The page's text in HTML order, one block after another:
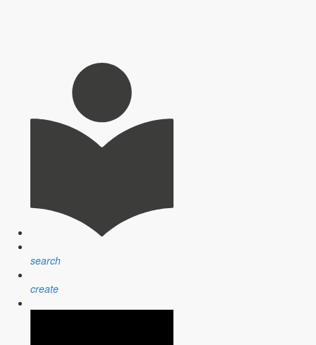
search
create
auf den Schulbeginn vor, denn die Ferien neigen sich dem Ende
dieses Mal die Scheune im Dorfmuseum gegen den Rathaussaal
und -vereinigungen bestimmen das Bild in den